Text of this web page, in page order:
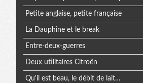
extra
Petite anglaise, petite française
La Dauphine et le break
Entre-deux-guerres
Deux utilitaires Citroën
Qu'il est beau, le débit de lait…